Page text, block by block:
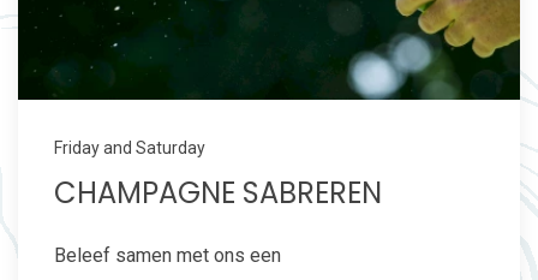
Friday and Saturday
CHAMPAGNE SABREREN
Beleef samen met ons een